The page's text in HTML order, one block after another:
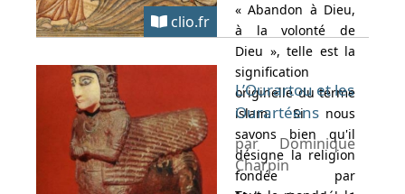
clio.fr
« Abandon à Dieu,
à la volonté de
Dieu », telle est la
signification
originelle du terme
islam. Si nous
savons bien qu'il
désigne la religion
fondée par
L’Ourartou et les
Ourartéens
par Dominique
Charpin